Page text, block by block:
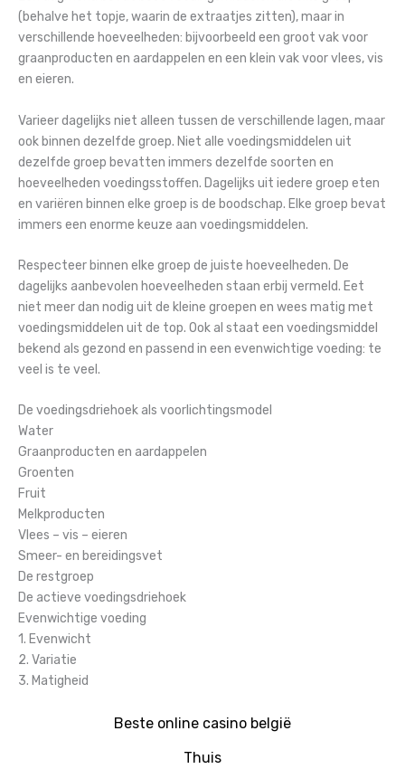
(behalve het topje, waarin de extraatjes zitten), maar in
verschillende hoeveelheden: bijvoorbeeld een groot vak voor
graanproducten en aardappelen en een klein vak voor vlees, vis
en eieren.
Varieer dagelijks niet alleen tussen de verschillende lagen, maar
ook binnen dezelfde groep. Niet alle voedingsmiddelen uit
dezelfde groep bevatten immers dezelfde soorten en
hoeveelheden voedingsstoffen. Dagelijks uit iedere groep eten
en variëren binnen elke groep is de boodschap. Elke groep bevat
immers een enorme keuze aan voedingsmiddelen.
Respecteer binnen elke groep de juiste hoeveelheden. De
dagelijks aanbevolen hoeveelheden staan erbij vermeld. Eet
niet meer dan nodig uit de kleine groepen en wees matig met
voedingsmiddelen uit de top. Ook al staat een voedingsmiddel
bekend als gezond en passend in een evenwichtige voeding: te
veel is te veel.
De voedingsdriehoek als voorlichtingsmodel
Water
Graanproducten en aardappelen
Groenten
Fruit
Melkproducten
Vlees – vis – eieren
Smeer- en bereidingsvet
De restgroep
De actieve voedingsdriehoek
Evenwichtige voeding
1. Evenwicht
2. Variatie
3. Matigheid
Beste online casino belgië
Thuis